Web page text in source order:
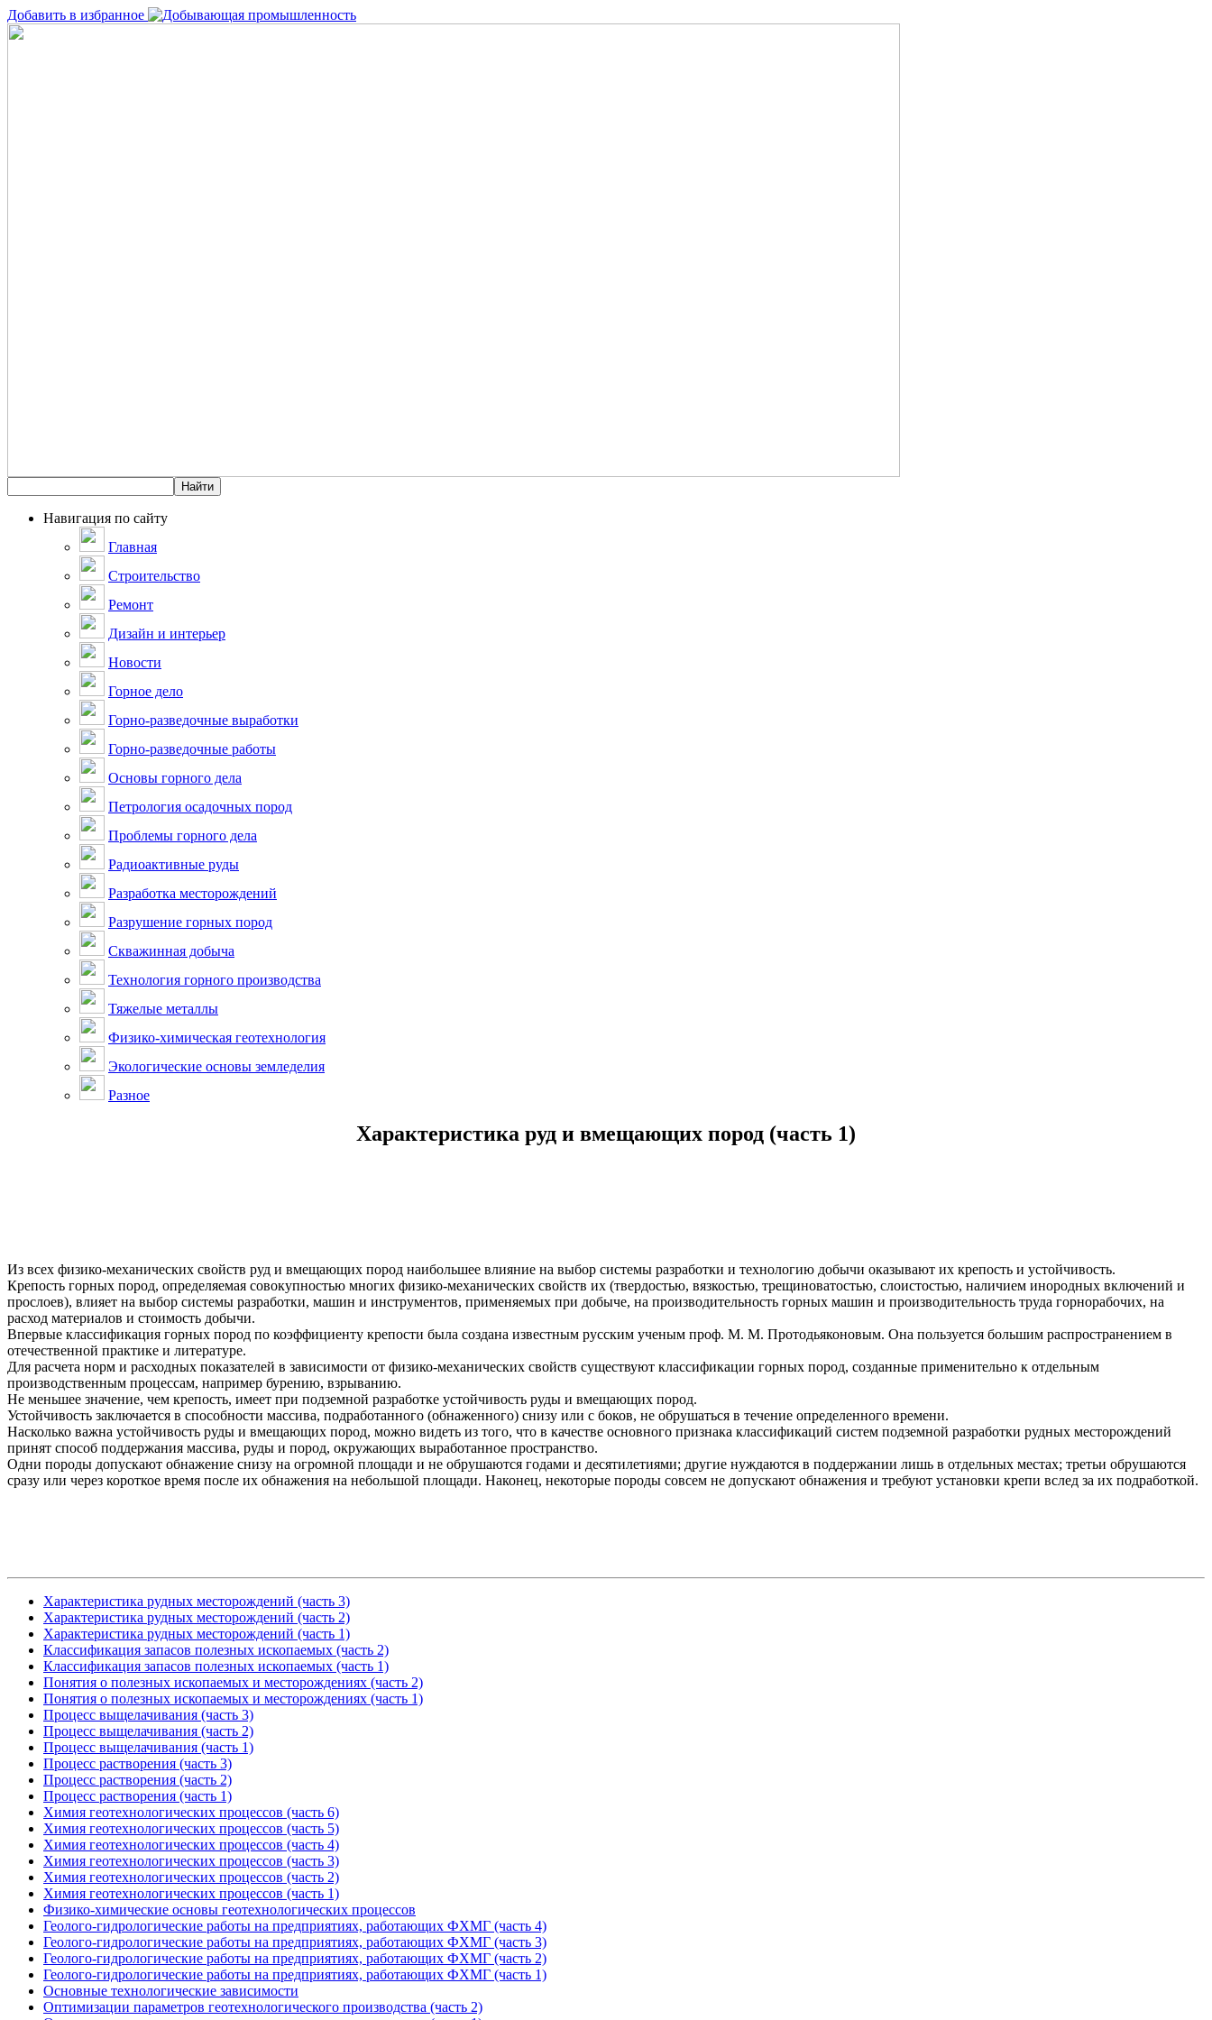
Добавить в избранное
Навигация по сайту
Главная
Строительство
Ремонт
Дизайн и интерьер
Новости
Горное дело
Горно-разведочные выработки
Горно-разведочные работы
Основы горного дела
Петрология осадочных пород
Проблемы горного дела
Радиоактивные руды
Разработка месторождений
Разрушение горных пород
Скважинная добыча
Технология горного производства
Тяжелые металлы
Физико-химическая геотехнология
Экологические основы земледелия
Разное
Характеристика руд и вмещающих пород (часть 1)
Из всех физико-механических свойств руд и вмещающих пород наибольшее влияние на выбор системы разработки и технологию добычи оказывают их крепость и устойчивость.
Крепость горных пород, определяемая совокупностью многих физико-механических свойств их (твердостью, вязкостью, трещиноватостью, слоистостью, наличием инородных включений и
прослоев), влияет на выбор системы разработки, машин и инструментов, применяемых при добыче, на производительность горных машин и производительность труда горнорабочих, на
расход материалов и стоимость добычи.
Впервые классификация горных пород по коэффициенту крепости была создана известным русским ученым проф. М. М. Протодьяконовым. Она пользуется большим распространением в
отечественной практике и литературе.
Для расчета норм и расходных показателей в зависимости от физико-механических свойств существуют классификации горных пород, созданные применительно к отдельным
производственным процессам, например бурению, взрыванию.
Не меньшее значение, чем крепость, имеет при подземной разработке устойчивость руды и вмещающих пород.
Устойчивость заключается в способности массива, подработанного (обнаженного) снизу или с боков, не обрушаться в течение определенного времени.
Насколько важна устойчивость руды и вмещающих пород, можно видеть из того, что в качестве основного признака классификаций систем подземной разработки рудных месторождений
принят способ поддержания массива, руды и пород, окружающих выработанное пространство.
Одни породы допускают обнажение снизу на огромной площади и не обрушаются годами и десятилетиями; другие нуждаются в поддержании лишь в отдельных местах; третьи обрушаются
сразу или через короткое время после их обнажения на небольшой площади. Наконец, некоторые породы совсем не допускают обнажения и требуют установки крепи вслед за их подработкой.
Характеристика рудных месторождений (часть 3)
Характеристика рудных месторождений (часть 2)
Характеристика рудных месторождений (часть 1)
Классификация запасов полезных ископаемых (часть 2)
Классификация запасов полезных ископаемых (часть 1)
Понятия о полезных ископаемых и месторождениях (часть 2)
Понятия о полезных ископаемых и месторождениях (часть 1)
Процесс выщелачивания (часть 3)
Процесс выщелачивания (часть 2)
Процесс выщелачивания (часть 1)
Процесс растворения (часть 3)
Процесс растворения (часть 2)
Процесс растворения (часть 1)
Химия геотехнологических процессов (часть 6)
Химия геотехнологических процессов (часть 5)
Химия геотехнологических процессов (часть 4)
Химия геотехнологических процессов (часть 3)
Химия геотехнологических процессов (часть 2)
Химия геотехнологических процессов (часть 1)
Физико-химические основы геотехнологических процессов
Геолого-гидрологические работы на предприятиях, работающих ФХМГ (часть 4)
Геолого-гидрологические работы на предприятиях, работающих ФХМГ (часть 3)
Геолого-гидрологические работы на предприятиях, работающих ФХМГ (часть 2)
Геолого-гидрологические работы на предприятиях, работающих ФХМГ (часть 1)
Основные технологические зависимости
Оптимизации параметров геотехнологического производства (часть 2)